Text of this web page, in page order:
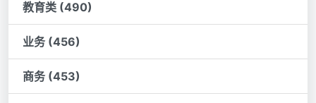
教育类 (490)
业务 (456)
商务 (453)